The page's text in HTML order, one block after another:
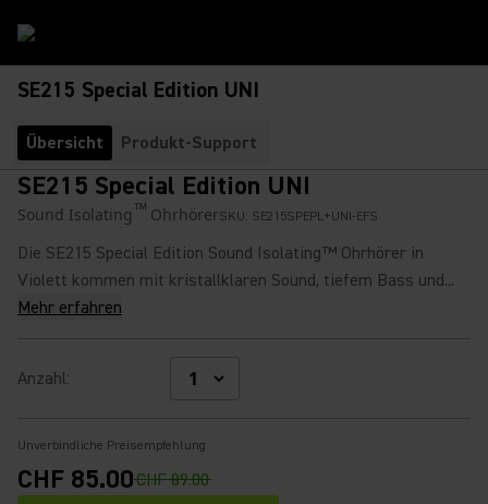
SE215 Special Edition UNI
Übersicht Produkt-Support
SE215 Special Edition UNI
Sound Isolating™ OhrhörerSKU: SE215SPEPL+UNI-EFS
Die SE215 Special Edition Sound Isolating™ Ohrhörer in
Violett kommen mit kristallklaren Sound, tiefem Bass und...
Mehr erfahren
Anzahl:
Unverbindliche Preisempfehlung
CHF 85.00CHF 89.00